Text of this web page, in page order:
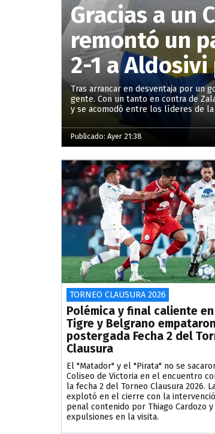
Gracias a un
remontó un
2-1 a
Tras arrancar en desventaja por un
gente. Con un tanto en contra de
y se acomodó entre los líderes de la
Publicado: Ayer 21:38
TORNEO CLAUSURA 2026
Polémica y final caliente
Tigre y Belgrano
postergada Fecha 2 del
Clausura
El "Matador" y el "Pirata" no se
Coliseo de Victoria en el encuentro
la fecha 2 del Torneo Clausura 2026.
explotó en el cierre con la
penal contenido por Thiago Cardozo y
expulsiones en la visita.